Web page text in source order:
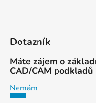
Dotazník
Máte zájem o
CAD/CAM podkladů
Nemám